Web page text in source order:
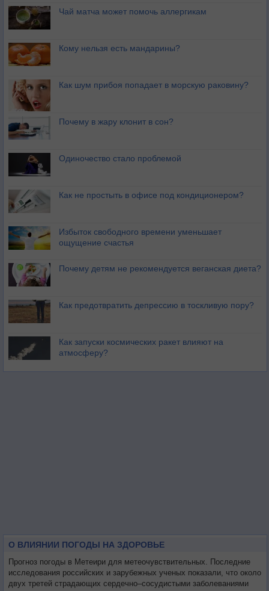
Чай матча может помочь аллергикам
Кому нельзя есть мандарины?
Как шум прибоя попадает в морскую раковину?
Почему в жару клонит в сон?
Одиночество стало проблемой
Как не простыть в офисе под кондиционером?
Избыток свободного времени уменьшает
ощущение счастья
Почему детям не рекомендуется веганская диета?
Как предотвратить депрессию в тоскливую пору?
Как запуски космических ракет влияют на
атмосферу?
О ВЛИЯНИИ ПОГОДЫ НА ЗДОРОВЬЕ
Прогноз погоды в Метеири для метеочувствительных. Последние
исследования российских и зарубежных ученых показали, что около
двух третей страдающих сердечно–сосудистыми заболеваниями